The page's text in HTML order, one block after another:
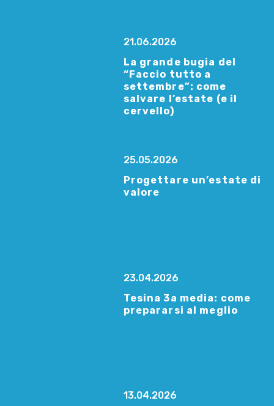
21.06.2026
La grande bugia del
“Faccio tutto a
settembre”: come
salvare l’estate (e il
cervello)
25.05.2026
Progettare un’estate di
valore
23.04.2026
Tesina 3a media: come
prepararsi al meglio
13.04.2026